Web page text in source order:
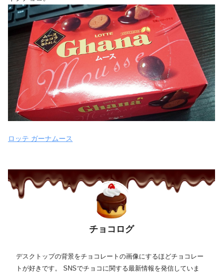
ロッテ ガーナムース
チョコログ
デスクトップの背景をチョコレートの画像にするほどチョコレー
トが好きです。 SNSでチョコに関する最新情報を発信していま